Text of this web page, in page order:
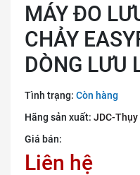
MÁY ĐO
CHẢY
DÒNG LƯU
Tình trạng: Còn hàng
Hãng sản xuất: JDC-Thụy
Giá bán:
Liên hệ